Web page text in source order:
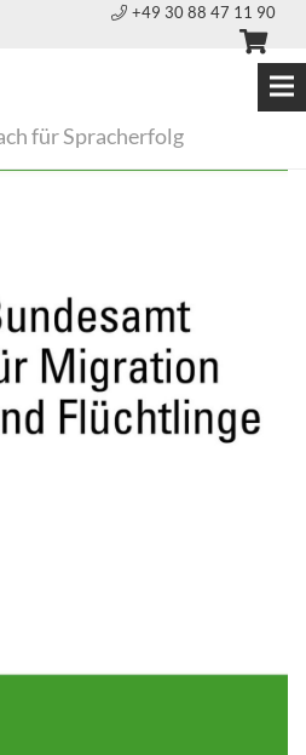
+49 30 88 47 11 90
für Spracherfolg